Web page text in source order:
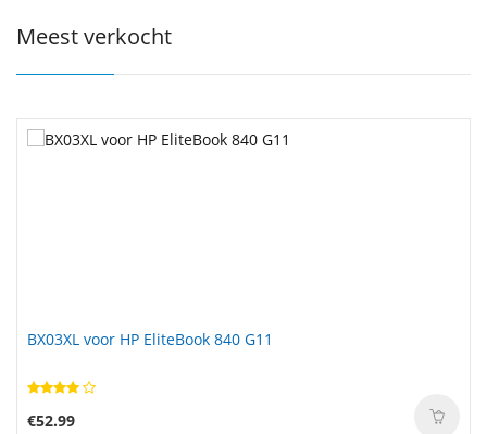
Meest verkocht
BX03XL voor HP EliteBook 840 G11
€52.99
BA214061 voor HBC Sany Elephant Pump Keda Wet Sprayer
€51.49